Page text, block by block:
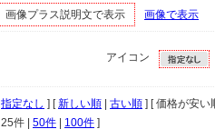
画像プラス説明文で表示 画像で表示
アイコン
指定なし ] [新しい順 古い順 ] [ 価格が安い
25件 50件 100件 ]